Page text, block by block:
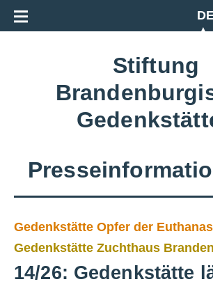
Zur
Stiftung
Gedenkstätte Opfer der
Gedenkstätte Zuchthaus
14/26: Gedenkstätte